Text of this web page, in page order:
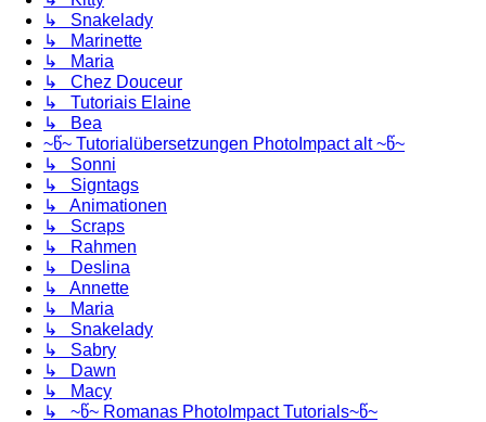
↳ Snakelady
↳ Marinette
↳ Maria
↳ Chez Douceur
↳ Tutoriais Elaine
↳ Bea
~წ~ Tutorialübersetzungen PhotoImpact alt ~წ~
↳ Sonni
↳ Signtags
↳ Animationen
↳ Scraps
↳ Rahmen
↳ Deslina
↳ Annette
↳ Maria
↳ Snakelady
↳ Sabry
↳ Dawn
↳ Macy
↳ ~წ~ Romanas PhotoImpact Tutorials~წ~